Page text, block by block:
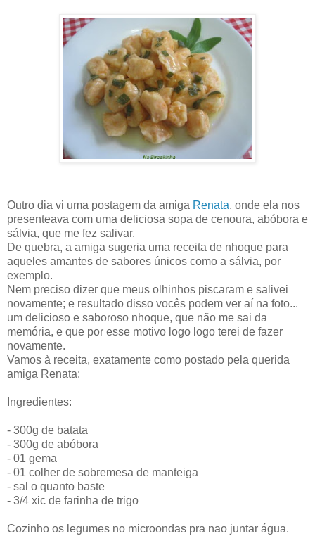
Outro dia vi uma postagem da amiga Renata, onde ela nos
presenteava com uma deliciosa sopa de cenoura, abóbora e
sálvia, que me fez salivar.
De quebra, a amiga sugeria uma receita de nhoque para
aqueles amantes de sabores únicos como a sálvia, por
exemplo.
Nem preciso dizer que meus olhinhos piscaram e salivei
novamente; e resultado disso vocês podem ver aí na foto...
um delicioso e saboroso nhoque, que não me sai da
memória, e que por esse motivo logo logo terei de fazer
novamente.
Vamos à receita, exatamente como postado pela querida
amiga Renata:
Ingredientes:
- 300g de batata
- 300g de abóbora
- 01 gema
- 01 colher de sobremesa de manteiga
- sal o quanto baste
- 3/4 xic de farinha de trigo
Cozinho os legumes no microondas pra nao juntar água.